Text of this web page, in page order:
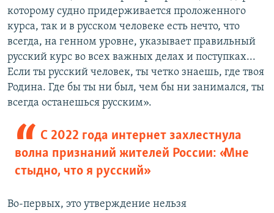
которому судно придерживается проложенного
курса, так и в русском человеке есть нечто, что
всегда, на генном уровне, указывает правильный
русский курс во всех важных делах и поступках...
Если ты русский человек, ты четко знаешь, где твоя
Родина. Где бы ты ни был, чем бы ни занимался, ты
всегда останешься русским».
С 2022 года интернет захлестнула
волна признаний жителей России: «Мне
стыдно, что я русский»
Во-первых, это утверждение нельзя